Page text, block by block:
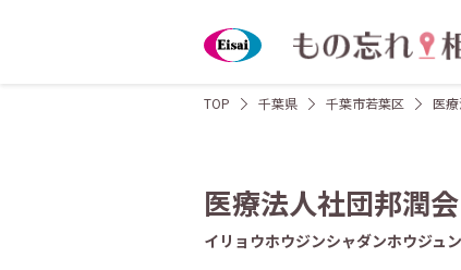
TOP 千葉県 千葉市若葉区 医
医療法人社団邦潤
イリョウホウジンシャダンホウジ